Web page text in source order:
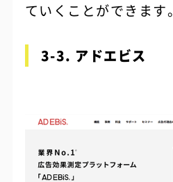
ていくことができます。
3-3. アドエビス